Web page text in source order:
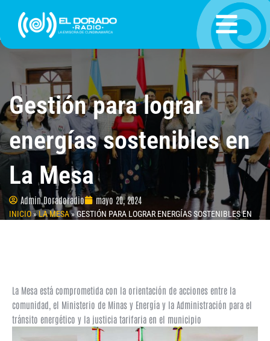
contenido
Gestión para lograr
energías sostenibles en
La Mesa
Admin.Doradoradio mayo 20, 2024
INICIO»LA MESA»GESTIÓN PARA LOGRAR ENERGÍAS SOSTENIBLES EN
La Mesa está comprometida con la orientación de acciones entre la
comunidad, el Ministerio de Minas y Energía y la Administración para el
tránsito energético y la justicia tarifaria en el municipio